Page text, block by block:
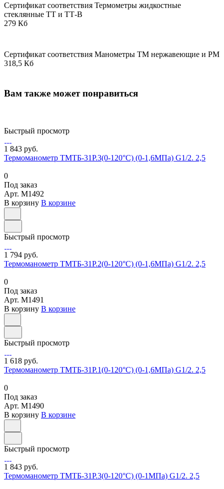
Сертификат соответствия Термометры жидкостные
стеклянные ТТ и ТТ-В
279 Кб
Сертификат соответствия Манометры ТМ нержавеющие и РМ
318,5 Кб
Вам также может понравиться
Быстрый просмотр
1 843 руб.
Термоманометр ТМТБ-31Р.3(0-120°С) (0-1,6МПа) G1/2. 2,5
0
Под заказ
Арт. M1492
В корзину В корзине
Быстрый просмотр
1 794 руб.
Термоманометр ТМТБ-31Р.2(0-120°С) (0-1,6МПа) G1/2. 2,5
0
Под заказ
Арт. M1491
В корзину В корзине
Быстрый просмотр
1 618 руб.
Термоманометр ТМТБ-31Р.1(0-120°С) (0-1,6МПа) G1/2. 2,5
0
Под заказ
Арт. M1490
В корзину В корзине
Быстрый просмотр
1 843 руб.
Термоманометр ТМТБ-31Р.3(0-120°С) (0-1МПа) G1/2. 2,5